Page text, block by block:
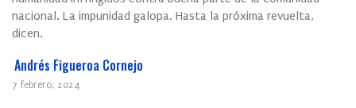
nacional. La impunidad galopa. Hasta la próxima revuelta,
dicen.
Andrés Figueroa Cornejo
7 febrero, 2024